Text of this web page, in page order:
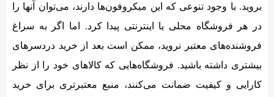
بروید. با وجود تنوعی که این میکروفون‌ها دارند، می‌توان آنها را
در هر فروشگاه محلی یا اینترنتی پیدا کرد. اما اگر به سراغ
فروشنده‌های معتبر نروید، ممکن است بعد از خرید دردسرهای
بیشتری داشته باشید. فروشگاه‌هایی که کالاهای خود را از نظر
کارایی و کیفیت ضمانت می‌کنند، منبع معتبرتری برای خرید